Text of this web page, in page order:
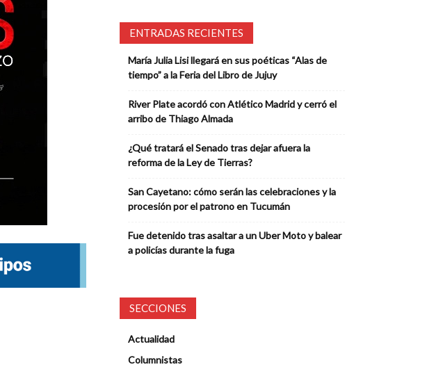
ENTRADAS RECIENTES
María Julia Lisi llegará en sus poéticas “Alas de
tiempo” a la Feria del Libro de Jujuy
River Plate acordó con Atlético Madrid y cerró el
arribo de Thiago Almada
¿Qué tratará el Senado tras dejar afuera la
reforma de la Ley de Tierras?
San Cayetano: cómo serán las celebraciones y la
procesión por el patrono en Tucumán
Fue detenido tras asaltar a un Uber Moto y balear
a policías durante la fuga
SECCIONES
Actualidad
Columnistas